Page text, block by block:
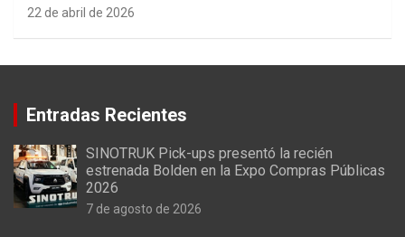
22 de abril de 2026
Entradas Recientes
SINOTRUK Pick-ups presentó la recién
estrenada Bolden en la Expo Compras Públicas
2026
7 de agosto de 2026